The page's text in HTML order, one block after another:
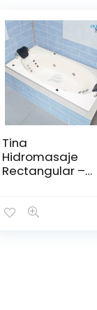
Tina
Hidromasaje
Rectangular –